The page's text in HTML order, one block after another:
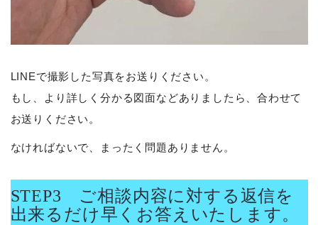
LINEで撮影した写真をお送りください。
もし、より詳しく分かる図面などありましたら、合わせて
お送りください。
なければないで、まったく問題ありません。
STEP3 ご相談内容に対する返信を
出来るだけ早くお答えいたします。